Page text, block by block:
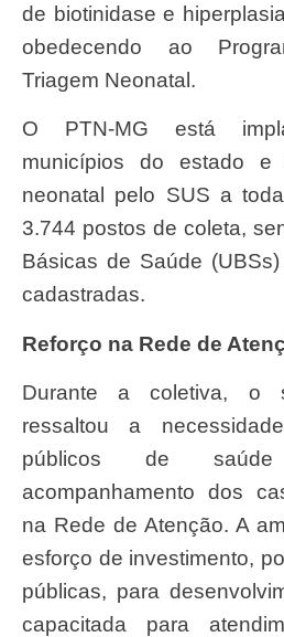
de biotinidase e
obedecendo ao
Triagem Neonatal.
O PTN-MG está implantado nos 853
municípios do estado e
neonatal pelo SUS a
3.744 postos de coleta,
Básicas de Saúde
cadastradas.
Reforço na Rede de
Durante a coletiva, o secretário também
ressaltou a
públicos de
acompanhamento dos
na Rede de Atenção. A
esforço de investimento,
públicas, para
capacitada para